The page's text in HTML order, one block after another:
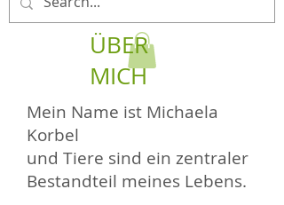
ÜBER
MICH
Mein Name ist Michaela
Korbel
und Tiere sind ein zentraler
Bestandteil meines Lebens.